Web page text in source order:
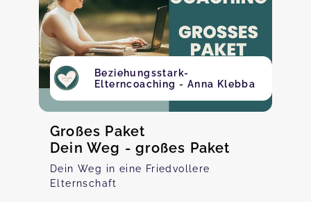
Beziehungsstark-
Elterncoaching - Anna Klebba
Großes Paket
Dein Weg - großes Paket
Dein Weg in eine Friedvollere
Elternschaft